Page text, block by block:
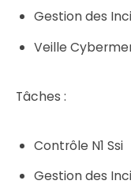
Gestion des
Veille
Tâches :
Contrôle N1 Ssi
Gestion des